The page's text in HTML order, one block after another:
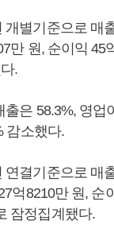
개별기준으로 매
만 원, 순이익 45
.
출은 58.3%, 영업
감소했다.
연결기준으로 매
억8210만 원, 순
잠정집계됐다.